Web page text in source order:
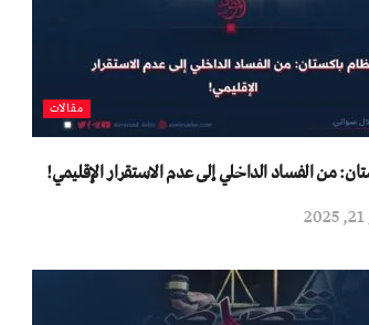
مقالات
من الفساد الداخلي إلى عدم الاستقرار الإقليمي!